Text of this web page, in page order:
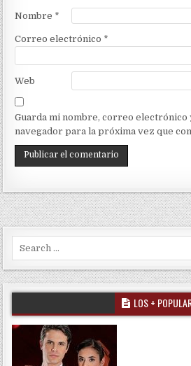
Nombre *
Correo electrónico *
Web
Guarda mi nombre, correo electrónico
navegador para la próxima vez que
Search for:
LOS +